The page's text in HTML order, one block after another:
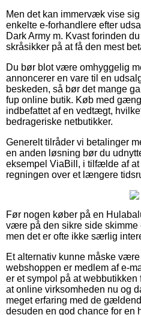
Men det kan immervæk vise
enkelte e-forhandlere efter
Dark Army m. Kvast forinden
skråsikker på at få den mest
Du bør blot være omhyggelig
annoncerer en vare til en
beskeden, så bør det mange
fup online butik. Køb med
indbefattet af en vedtægt,
bedrageriske netbutikker.
Generelt tilråder vi betalinger
en anden løsning bør du
eksempel ViaBill, i tilfælde af at
regningen over et længere
Før nogen køber på en
være på den sikre side skimme
men det er ofte ikke særlig
Et alternativ kunne måske
webshoppen er medlem af e-
er et sympol på at
at online virksomheden nu og
meget erfaring med de
desuden en god chance for en